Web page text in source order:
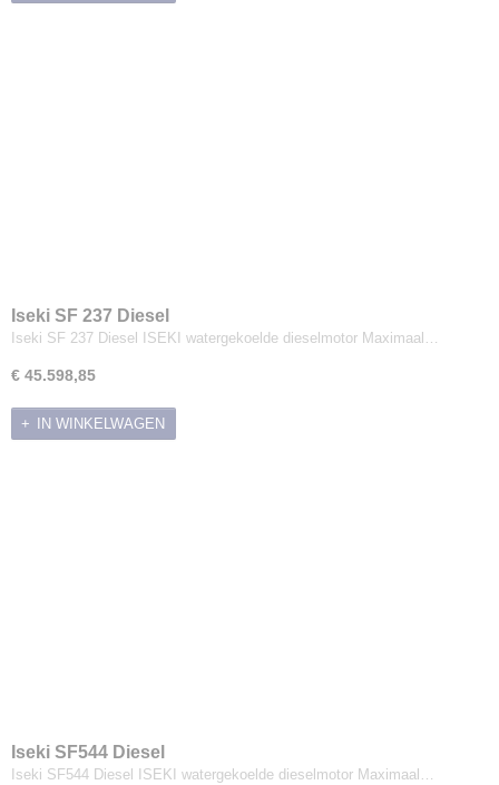
Wide Area Mowers
Iseki SF 237 Diesel
Iseki SF 237 Diesel ISEKI watergekoelde dieselmotor Maximaal…
€ 45.598,85
IN WINKELWAGEN
Iseki SF544 Diesel
Iseki SF544 Diesel ISEKI watergekoelde dieselmotor Maximaal…